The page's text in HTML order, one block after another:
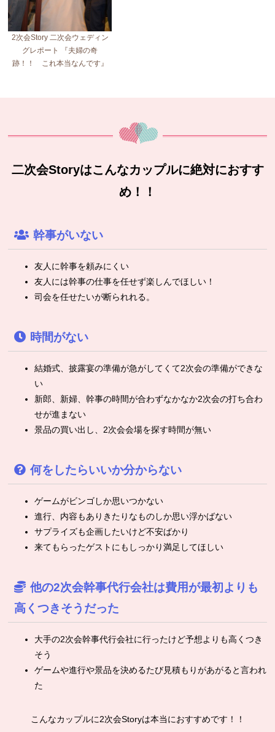
2次会Story 二次会ウェディン
グレポート 『夫婦の奇
跡！！ これ本当なんです』
二次会Storyはこんなカップルに絶対におすす
め！！
幹事がいない
友人に幹事を頼みにくい
友人には幹事の仕事を任せず楽しんでほしい！
司会を任せたいが断られれる。
時間がない
結婚式、披露宴の準備が急がしてくて2次会の準備ができな
い
新郎、新婦、幹事の時間が合わずなかなか2次会の打ち合わ
せが進まない
景品の買い出し、2次会会場を探す時間が無い
何をしたらいいか分からない
ゲームがビンゴしか思いつかない
進行、内容もありきたりなものしか思い浮かばない
サプライズも企画したいけど不安ばかり
来てもらったゲストにもしっかり満足してほしい
他の2次会幹事代行会社は費用が最初よりも
高くつきそうだった
大手の2次会幹事代行会社に行ったけど予想よりも高くつき
そう
ゲームや進行や景品を決めるたび見積もりがあがると言われ
た
こんなカップルに2次会Storyは本当におすすめです！！